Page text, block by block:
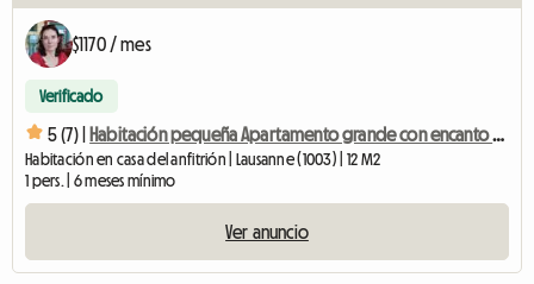
$1170 / mes
Verificado
5 (7) | Habitación pequeña Apartamento grande con encanto en el centro
Habitación en casa del anfitrión | Lausanne (1003) | 12 M2
1 pers. | 6 meses mínimo
Ver anuncio